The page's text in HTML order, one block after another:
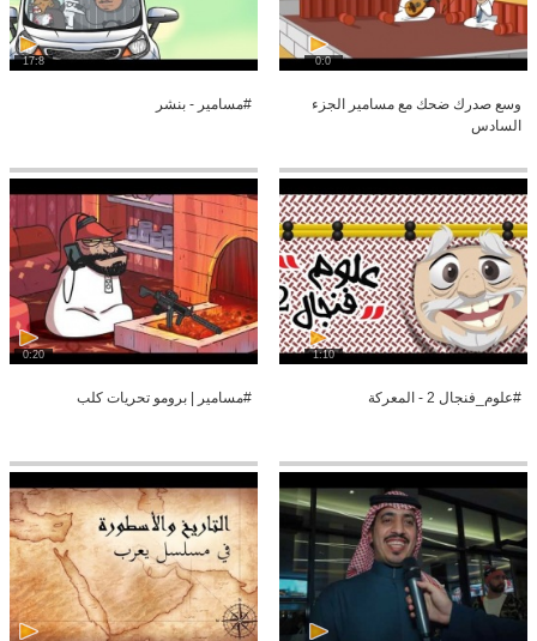
0:0
وسع صدرك ضحك مع مسامير الجزء
السادس
17:8
#مسامير - بنشر
1:10
#علوم_فنجال 2 - المعركة
0:20
#مسامير | برومو تحريات كلب